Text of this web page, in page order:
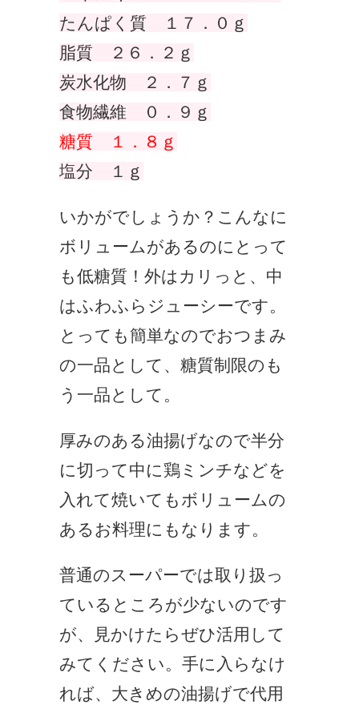
たんぱく質 １７．０ｇ
脂質 ２６．２ｇ
炭水化物 ２．７ｇ
食物繊維 ０．９ｇ
糖質 １．８ｇ
塩分 １ｇ
いかがでしょうか？こんなに
ボリュームがあるのにとって
も低糖質！外はカリっと、中
はふわふらジューシーです。
とっても簡単なのでおつまみ
の一品として、糖質制限のも
う一品として。
厚みのある油揚げなので半分
に切って中に鶏ミンチなどを
入れて焼いてもボリュームの
あるお料理にもなります。
普通のスーパーでは取り扱っ
ているところが少ないのです
が、見かけたらぜひ活用して
みてください。手に入らなけ
れば、大きめの油揚げで代用